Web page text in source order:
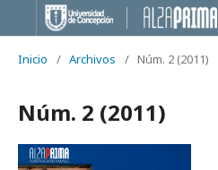
Inicio / Archivos / Núm. 2 (2011)
Núm. 2 (2011)